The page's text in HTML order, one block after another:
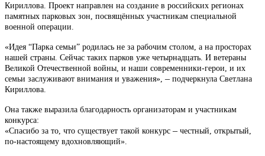
Кириллова. Проект направлен на создание в российских регионах
памятных парковых зон, посвящённых участникам специальной
военной операции.
«Идея “Парка семьи” родилась не за рабочим столом, а на просторах
нашей страны. Сейчас таких парков уже четырнадцать. И ветераны
Великой Отечественной войны, и наши современники-герои, и их
семьи заслуживают внимания и уважения», – подчеркнула Светлана
Кириллова.
Она также выразила благодарность организаторам и участникам
конкурса:
«Спасибо за то, что существует такой конкурс – честный, открытый,
по-настоящему вдохновляющий».